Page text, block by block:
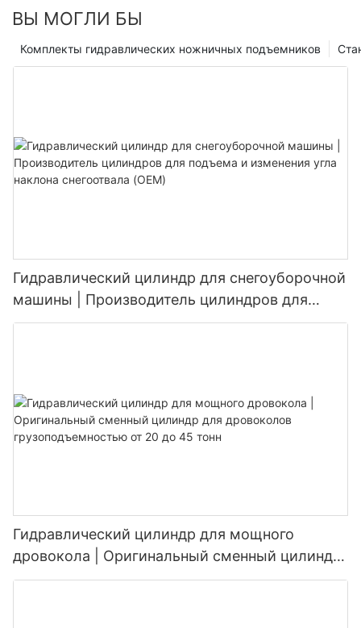
ВЫ МОГЛИ БЫ
Комплекты гидравлических ножничных подъемников
Гидравлический цилиндр для снегоуборочной
машины | Производитель цилиндров для
подъема и изменения угла наклона
Гидравлический цилиндр для мощного
дровокола | Оригинальный сменный цилиндр
для дровоколов грузоподъемностью от 20 до